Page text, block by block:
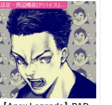
ペックスレジェンズ】
設定・周辺機器(デバイス)-エーペックスレジェンズ【Apex Legends】